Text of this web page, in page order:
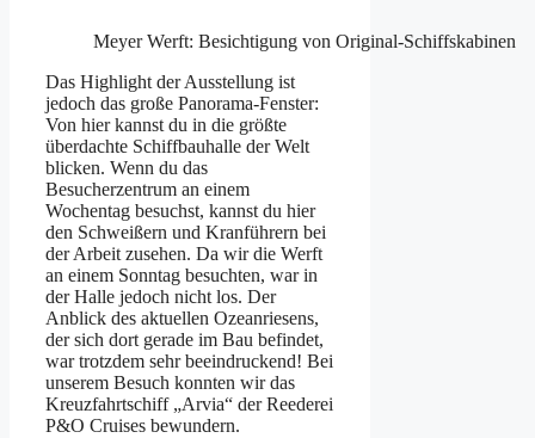
Meyer Werft: Besichtigung von Original-Schiffskabinen
Das Highlight der Ausstellung ist
jedoch das große Panorama-Fenster:
Von hier kannst du in die größte
überdachte Schiffbauhalle der Welt
blicken. Wenn du das
Besucherzentrum an einem
Wochentag besuchst, kannst du hier
den Schweißern und Kranführern bei
der Arbeit zusehen. Da wir die Werft
an einem Sonntag besuchten, war in
der Halle jedoch nicht los. Der
Anblick des aktuellen Ozeanriesens,
der sich dort gerade im Bau befindet,
war trotzdem sehr beeindruckend! Bei
unserem Besuch konnten wir das
Kreuzfahrtschiff „Arvia“ der Reederei
P&O Cruises bewundern.